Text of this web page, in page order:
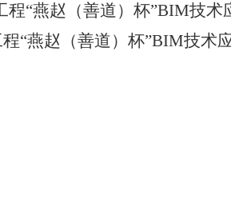
程“燕赵（善道）杯”BIM技术
“燕赵（善道）杯”BIM技术
建设
建